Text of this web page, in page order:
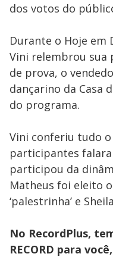
dos votos do
Durante o Hoje em
Vini relembrou sua
de prova, o
dançarino da Casa
do programa.
Vini conferiu tudo
participantes
participou da
Matheus foi eleito
‘palestrinha’ e
No RecordPlus,
RECORD para